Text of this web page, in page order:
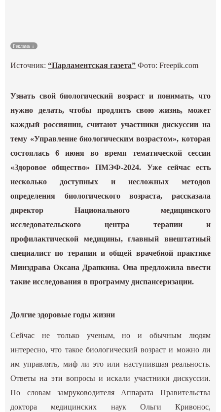
Спецпроекты
ГИД
Реклама
Источник:“Парламентская газета” Фото: Freepik.com
Узнать свой биологический возраст и понимать, что
нужно делать, чтобы продлить свою жизнь, может
каждый россиянин, считают участники дискуссии на
тему «Управление биологическим возрастом», которая
состоялась 6 июня во время тематической сессии
«Здоровое общество» ПМЭФ-2024. Уже сейчас есть
несколько доступных и несложных методов
определения биологического возраста, рассказала
директор Национального медицинского
исследовательского центра терапии и
профилактической медицины, главный внештатный
специалист по терапии и общей врачебной практике
Минздрава Оксана Драпкина. Она предложила ввести
такие исследования в программу диспансеризации.
Долгие здоровые годы жизни
Сейчас не только ученым, но и обычным людям
интересно, что такое биологический возраст и можно ли
им управлять, миф ли это или наступившая реальность.
Ответы на эти вопросы и искали участники дискуссии.
По словам замруководителя Аппарата Правительства
доктора медицинских наук Ольги Кривонос,